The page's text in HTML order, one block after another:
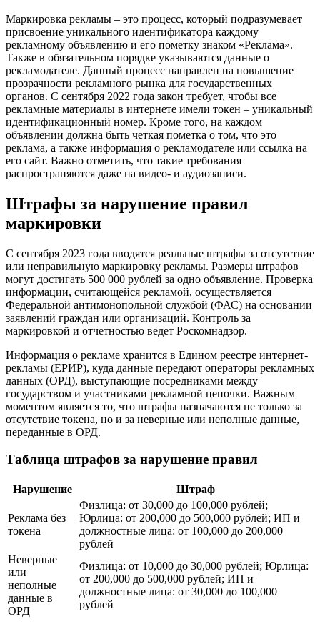
Маркировка рекламы – это процесс, который подразумевает
присвоение уникального идентификатора каждому
рекламному объявлению и его пометку знаком «Реклама».
Также в обязательном порядке указываются данные о
рекламодателе. Данный процесс направлен на повышение
прозрачности рекламного рынка для государственных
органов. С сентября 2022 года закон требует, чтобы все
рекламные материалы в интернете имели токен – уникальный
идентификационный номер. Кроме того, на каждом
объявлении должна быть четкая пометка о том, что это
реклама, а также информация о рекламодателе или ссылка на
его сайт. Важно отметить, что такие требования
распространяются даже на видео- и аудиозаписи.
Штрафы за нарушение правил
маркировки
С сентября 2023 года вводятся реальные штрафы за отсутствие
или неправильную маркировку рекламы. Размеры штрафов
могут достигать 500 000 рублей за одно объявление. Проверка
информации, считающейся рекламой, осуществляется
Федеральной антимонопольной службой (ФАС) на основании
заявлений граждан или организаций. Контроль за
маркировкой и отчетностью ведет Роскомнадзор.
Информация о рекламе хранится в Едином реестре интернет-
рекламы (ЕРИР), куда данные передают операторы рекламных
данных (ОРД), выступающие посредниками между
государством и участниками рекламной цепочки. Важным
моментом является то, что штрафы назначаются не только за
отсутствие токена, но и за неверные или неполные данные,
переданные в ОРД.
Таблица штрафов за нарушение правил
Нарушение Штраф
Реклама без
токена
Физлица: от 30,000 до 100,000 рублей;
Юрлица: от 200,000 до 500,000 рублей; ИП и
должностные лица: от 100,000 до 200,000
рублей
Неверные
или
неполные
данные в
ОРД
Физлица: от 10,000 до 30,000 рублей; Юрлица:
от 200,000 до 500,000 рублей; ИП и
должностные лица: от 30,000 до 100,000
рублей